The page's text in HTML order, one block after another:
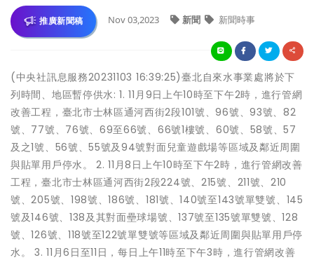
推廣新聞稿 Nov 03,2023 新聞 新聞時事
(中央社訊息服務20231103 16:39:25)臺北自來水事業處將於下
列時間、地區暫停供水: 1. 11月9日上午10時至下午2時，進行管網
改善工程，臺北市士林區通河西街2段101號、96號、93號、82
號、77號、76號、69至66號、66號1樓號、60號、58號、57
及之1號、56號、55號及94號對面兒童遊戲場等區域及鄰近周圍
與貼單用戶停水。 2. 11月8日上午10時至下午2時，進行管網改善
工程，臺北市士林區通河西街2段224號、215號、211號、210
號、205號、198號、186號、181號、140號至143號單雙號、145
號及146號、138及其對面壘球場號、137號至135號單雙號、128
號、126號、118號至122號單雙號等區域及鄰近周圍與貼單用戶停
水。 3. 11月6日至11日，每日上午11時至下午3時，進行管網改善